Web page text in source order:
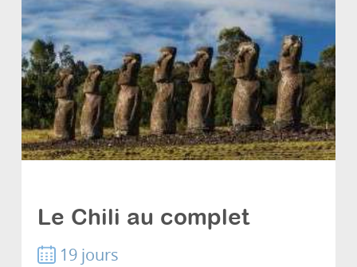
Le Chili au complet
19 jours